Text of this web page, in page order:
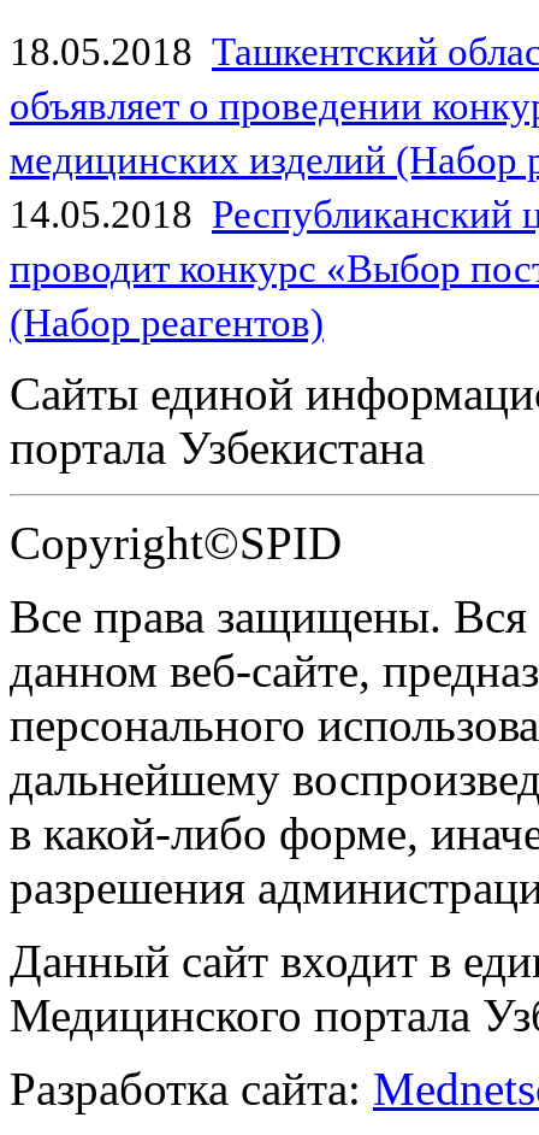
18.05.2018 Ташкентский
объявляет о проведении
медицинских изделий (Набор
14.05.2018
проводит конкурс «Выбор
(Набор реагентов)
Сайты единой
портала Узбекистана
Copyright©SPID
Все права защищены.
данном веб-сайте,
персонального
дальнейшему
в какой-либо форме,
разрешения
Данный сайт входит в
Медицинского портала
Разработка сайта: